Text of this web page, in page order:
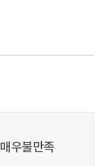
매우불만족